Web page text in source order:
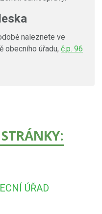
naleznete ve
obecního úřadu, č.p. 96
ÚŘAD